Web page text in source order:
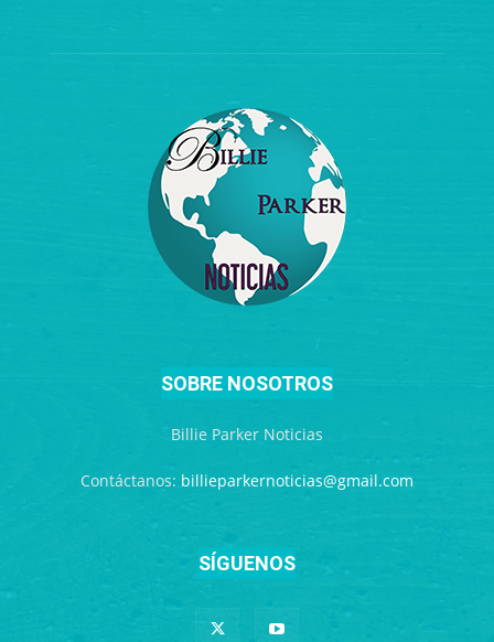
SOBRE NOSOTROS
Billie Parker Noticias
Contáctanos: billieparkernoticias@gmail.com
SÍGUENOS